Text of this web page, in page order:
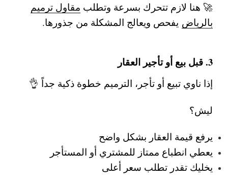
🚀 هنا لازم تتحرك بسرعة وتطلب مقاول ترميم
بالرياض يفحص ويعالج المشكلة من جذورها.
3. قبل بيع أو تأجير العقار
إذا ناوي تبيع أو تأجر، الترميم خطوة ذكية جداً 👌
ليش؟
يرفع قيمة العقار بشكل واضح
يعطي انطباع ممتاز للمشتري أو المستأجر
يخليك تقدر تطلب سعر أعلى